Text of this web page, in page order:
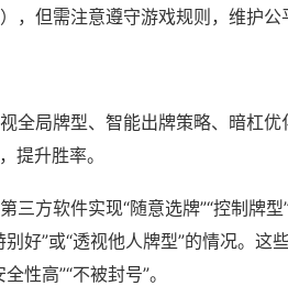
，但需注意遵守游戏规则，维护公
全局牌型、智能出牌策略、暗杠优
提升胜率。
方软件实现“随意选牌”“控制牌型
好”或“透视他人牌型”的情况。这
性高”“不被封号”。